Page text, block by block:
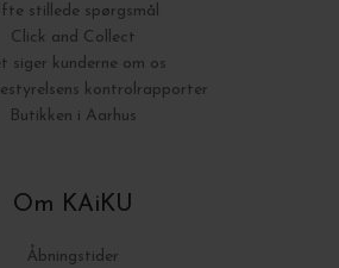
stillede spørgsmål
Click and Collect
siger kunderne om os
kontrolrapporter
Butikken i Aarhus
Om KAiKU
Åbningstider